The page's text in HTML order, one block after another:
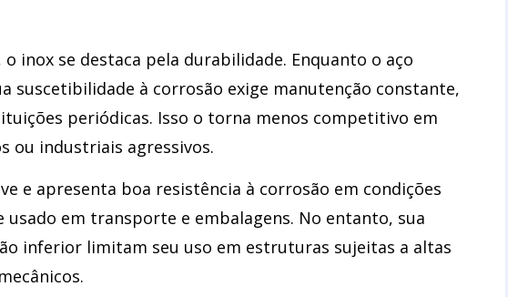
inox se destaca pela durabilidade. Enquanto o aço
suscetibilidade à corrosão exige manutenção constante,
periódicas. Isso o torna menos competitivo em
ou industriais agressivos.
e apresenta boa resistência à corrosão em condições
usado em transporte e embalagens. No entanto, sua
inferior limitam seu uso em estruturas sujeitas a altas